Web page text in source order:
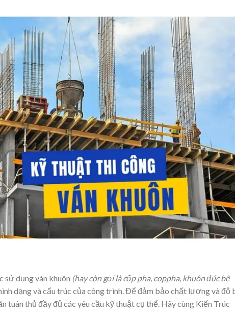
sử dụng ván khuôn (hay còn gọi là cốp pha, coppha, khuôn đúc bê
dạng và cấu trúc của công trình. Để đảm bảo chất lượng và độ
tuân thủ đầy đủ các yêu cầu kỹ thuật cụ thể. Hãy cùng Kiến Trúc